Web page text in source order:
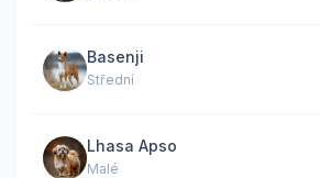
Basenji
Střední
Lhasa Apso
Malé